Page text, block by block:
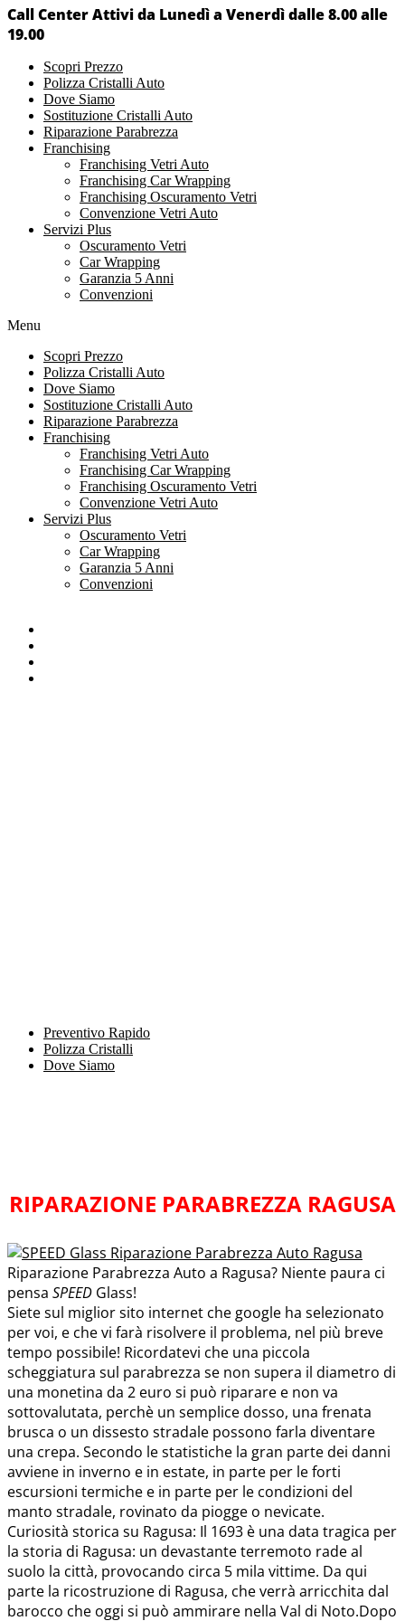
Call Center Attivi da Lunedì a Venerdì dalle 8.00 alle
19.00
Scopri Prezzo
Polizza Cristalli Auto
Dove Siamo
Sostituzione Cristalli Auto
Riparazione Parabrezza
Franchising
Franchising Vetri Auto
Franchising Car Wrapping
Franchising Oscuramento Vetri
Convenzione Vetri Auto
Servizi Plus
Oscuramento Vetri
Car Wrapping
Garanzia 5 Anni
Convenzioni
Menu
Scopri Prezzo
Polizza Cristalli Auto
Dove Siamo
Sostituzione Cristalli Auto
Riparazione Parabrezza
Franchising
Franchising Vetri Auto
Franchising Car Wrapping
Franchising Oscuramento Vetri
Convenzione Vetri Auto
Servizi Plus
Oscuramento Vetri
Car Wrapping
Garanzia 5 Anni
Convenzioni
Preventivo Rapido
Polizza Cristalli
Dove Siamo
RIPARAZIONE PARABREZZA RAGUSA
Riparazione Parabrezza Auto a Ragusa? Niente paura ci
pensa SPEED Glass!
Siete sul miglior sito internet che google ha selezionato
per voi, e che vi farà risolvere il problema, nel più breve
tempo possibile! Ricordatevi che una piccola
scheggiatura sul parabrezza se non supera il diametro di
una monetina da 2 euro si può riparare e non va
sottovalutata, perchè un semplice dosso, una frenata
brusca o un dissesto stradale possono farla diventare
una crepa. Secondo le statistiche la gran parte dei danni
avviene in inverno e in estate, in parte per le forti
escursioni termiche e in parte per le condizioni del
manto stradale, rovinato da piogge o nevicate.
Curiosità storica su Ragusa: Il 1693 è una data tragica per
la storia di Ragusa: un devastante terremoto rade al
suolo la città, provocando circa 5 mila vittime. Da qui
parte la ricostruzione di Ragusa, che verrà arricchita dal
barocco che oggi si può ammirare nella Val di Noto.Dopo